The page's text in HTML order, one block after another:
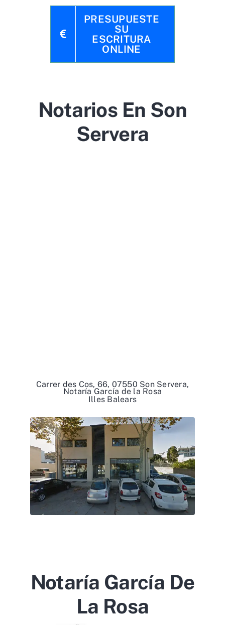
PRESUPUESTE
SU
ESCRITURA
ONLINE
Notarios En Son
Servera
Notaría García de la Rosa
Carrer des Cos, 66, 07550 Son Servera,
Illes Balears
Notaría García De
La Rosa